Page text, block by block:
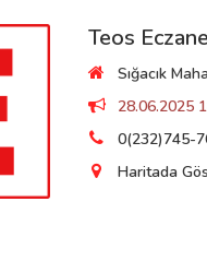
Teos
Sığacık
28.06.2025
0(232)745-
Haritada